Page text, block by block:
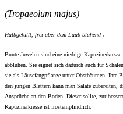
(Tropaeolum majus)
Halbgefüllt, frei über dem Laub blühend .
Bunte Juwelen sind eine niedrige
abblühen. Sie eignet sich dadurch auch für
sie als Läusefangpflanze unter Obstbäumen. Ihre
den jungen Blättern kann man Salate zubereiten,
Ansprüche an den Boden. Dieser sollte, zur
Kapuzinerkresse ist frostempfindlich.